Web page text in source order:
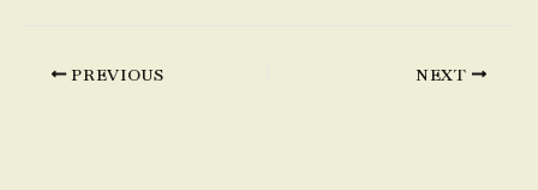
PREVIOUS NEXT